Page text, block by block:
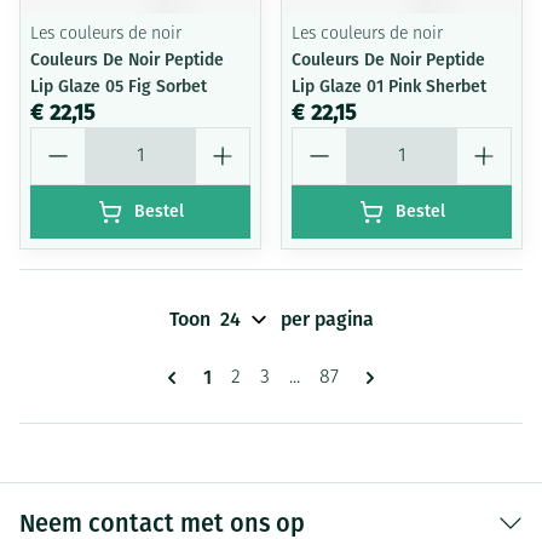
Les couleurs de noir
Couleurs De Noir Peptide
Lip Glaze 05 Fig Sorbet
€ 22,15
Bestel
Les couleurs de noir
Couleurs De Noir Peptide
Lip Glaze 01 Pink Sherbet
€ 22,15
Bestel
Pagina's
U lees momenteel pagina
1 Pagina
2 Pagina
3 ... Pagina
87
Toon per pagina
Neem contact met ons op